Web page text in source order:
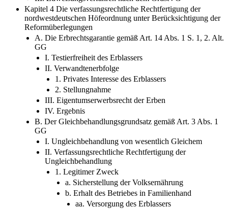
Kapitel 4 Die verfassungsrechtliche Rechtfertigung der
nordwestdeutschen Höfeordnung unter Berücksichtigung der
Reformüberlegungen
A. Die Erbrechtsgarantie gemäß Art. 14 Abs. 1 S. 1, 2. Alt.
GG
I. Testierfreiheit des Erblassers
II. Verwandtenerbfolge
1. Privates Interesse des Erblassers
2. Stellungnahme
III. Eigentumserwerbsrecht der Erben
IV. Ergebnis
B. Der Gleichbehandlungsgrundsatz gemäß Art. 3 Abs. 1
GG
I. Ungleichbehandlung von wesentlich Gleichem
II. Verfassungsrechtliche Rechtfertigung der
Ungleichbehandlung
1. Legitimer Zweck
a. Sicherstellung der Volksernährung
b. Erhalt des Betriebes in Familienhand
aa. Versorgung des Erblassers